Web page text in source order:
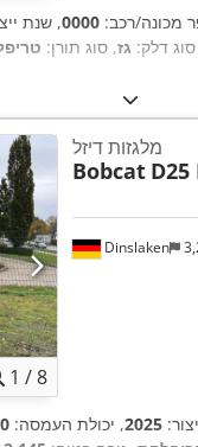
מכונה/רכב: 0000, שנת
דלק: גז, סוג תורן:
1 /8
Dinslaken
מלגזות דיזל
Bobcat D25
2025, יכולת העמסה: